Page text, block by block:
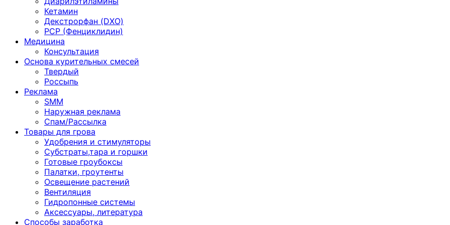
Кетамин
Декстрорфан (DXO)
PCP (Фенциклидин)
Медицина
Консультация
Основа курительных смесей
Твердый
Россыпь
Реклама
SMM
Наружная реклама
Спам/Рассылка
Товары для грова
Удобрения и стимуляторы
Субстраты,тара и горшки
Готовые гроубоксы
Палатки, гроутенты
Освещение растений
Вентиляция
Гидропонные системы
Аксессуары, литература
Способы заработка